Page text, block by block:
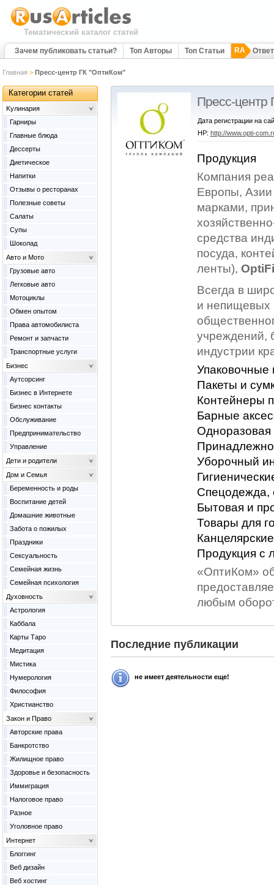
Тематический каталог статей
Зачем публиковать статьи? Топ Авторы Топ Статьи RA
Главная > Пресс-центр ГК "ОптиКом"
Пресс-центр
Дата регистрации на
HP: http://www.opti-
Продукция
Компания
Европы, Азии
марками,
средства
посуда,
ленты),
Всегда в
и непищевых
учреждений,
индустрии
Пакеты и
Контейнеры
Барные
Одноразовая
Уборочный
Спецодежда,
Бытовая и
Товары для
Продукция с
«ОптиКом»
любым
Последние публикации
не имеет деятельности еще!
Категории статей
Kулинария
Гарниры
Главные блюда
Дессерты
Диетическое
Напитки
Отзывы о ресторанах
Полезные советы
Салаты
Супы
Шоколад
Авто и Мото
Грузовые авто
Легковые авто
Мотоциклы
Обмен опытом
Права автомобилиста
Ремонт и запчасти
Транспортные услуги
Бизнес
Аутсорсинг
Бизнес в Интернете
Бизнес контакты
Обслуживание
Предпринимательство
Управление
Дети и родители
Дом и Семья
Беременность и роды
Воспитание детей
Домашние животные
Забота о пожилых
Праздники
Сексуальность
Семейная жизнь
Семейная психология
Духовность
Астрология
Каббала
Карты Таро
Медитация
Мистика
Нумерология
Философия
Христианство
Закон и Право
Авторские права
Банкротство
Жилищное право
Здоровье и безопасность
Иммиграция
Налоговое право
Разное
Уголовное право
Интернет
Блоггинг
Веб дизайн
Веб хостинг